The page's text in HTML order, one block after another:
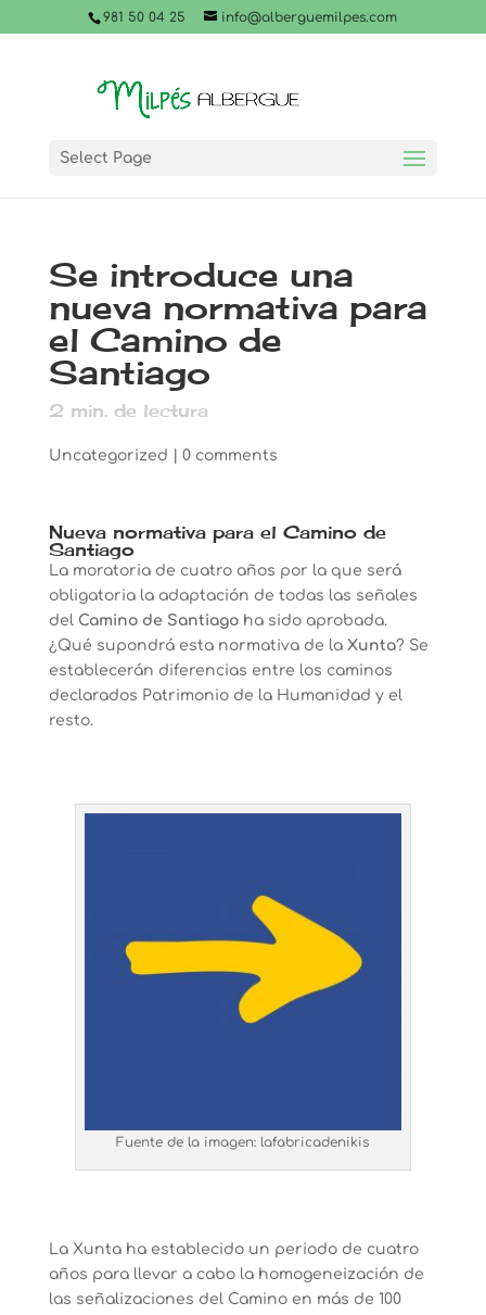
981 50 04 25 info@alberguemilpes.com
Select Page
Se introduce una
nueva normativa para
el Camino de
Santiago
2 min. de lectura
Uncategorized 0 comments
Nueva normativa para el Camino de
Santiago
La moratoria de cuatro años por la que será
obligatoria la adaptación de todas las señales
del Camino de Santiagoha sido aprobada.
¿Qué supondrá esta normativa de la Xunta? Se
establecerán diferencias entre los caminos
declarados Patrimonio de la Humanidad y el
resto.
Fuente de la imagen: lafabricadenikis
La Xunta ha establecido un periodo de cuatro
años para llevar a cabo la homogeneización de
las señalizaciones del Camino en más de 100